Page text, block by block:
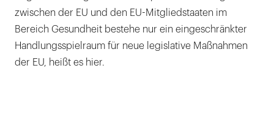
zwischen der EU und den EU-Mitgliedstaaten im
Bereich Gesundheit bestehe nur ein eingeschränkter
Handlungsspielraum für neue legislative Maßnahmen
der EU, heißt es hier.